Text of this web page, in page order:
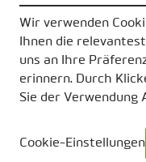
Tableau
Power BI
Alle Alternativen
Wir verwenden
Ihnen die
uns an Ihre
erinnern. Durch
Sie der Verwendung
Cookie-Einstellungen